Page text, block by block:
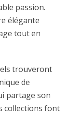
passion.
élégante
tout en
trouveront
de
partage son
collections font